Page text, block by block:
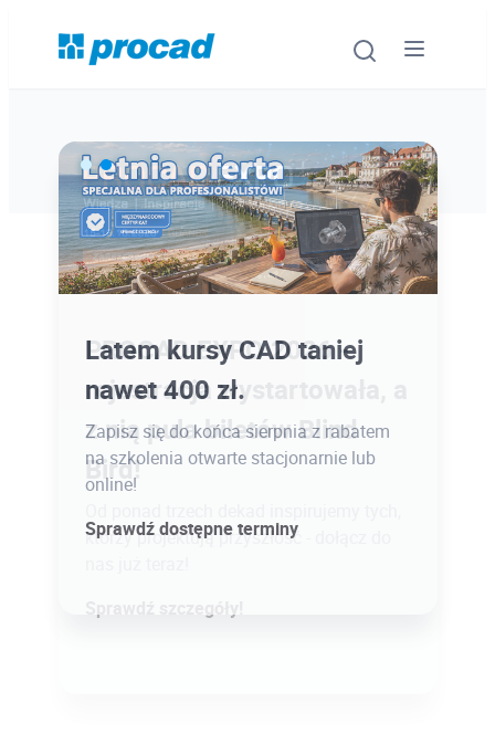
PROCAD EXPO 2026 -
rejestracja wystartowała, a
z nią pula biletów Blind
Bird!
którzy projektują przyszłość - dołącz do
Sprawdź szczegóły!
Latem kursy CAD taniej
nawet 400 zł.
Zapisz się do końca sierpnia z rabatem
na szkolenia otwarte stacjonarnie lub
online!
Sprawdź dostępne terminy
Oprogramowanie
Szkolenia
Urządzenia i serwis